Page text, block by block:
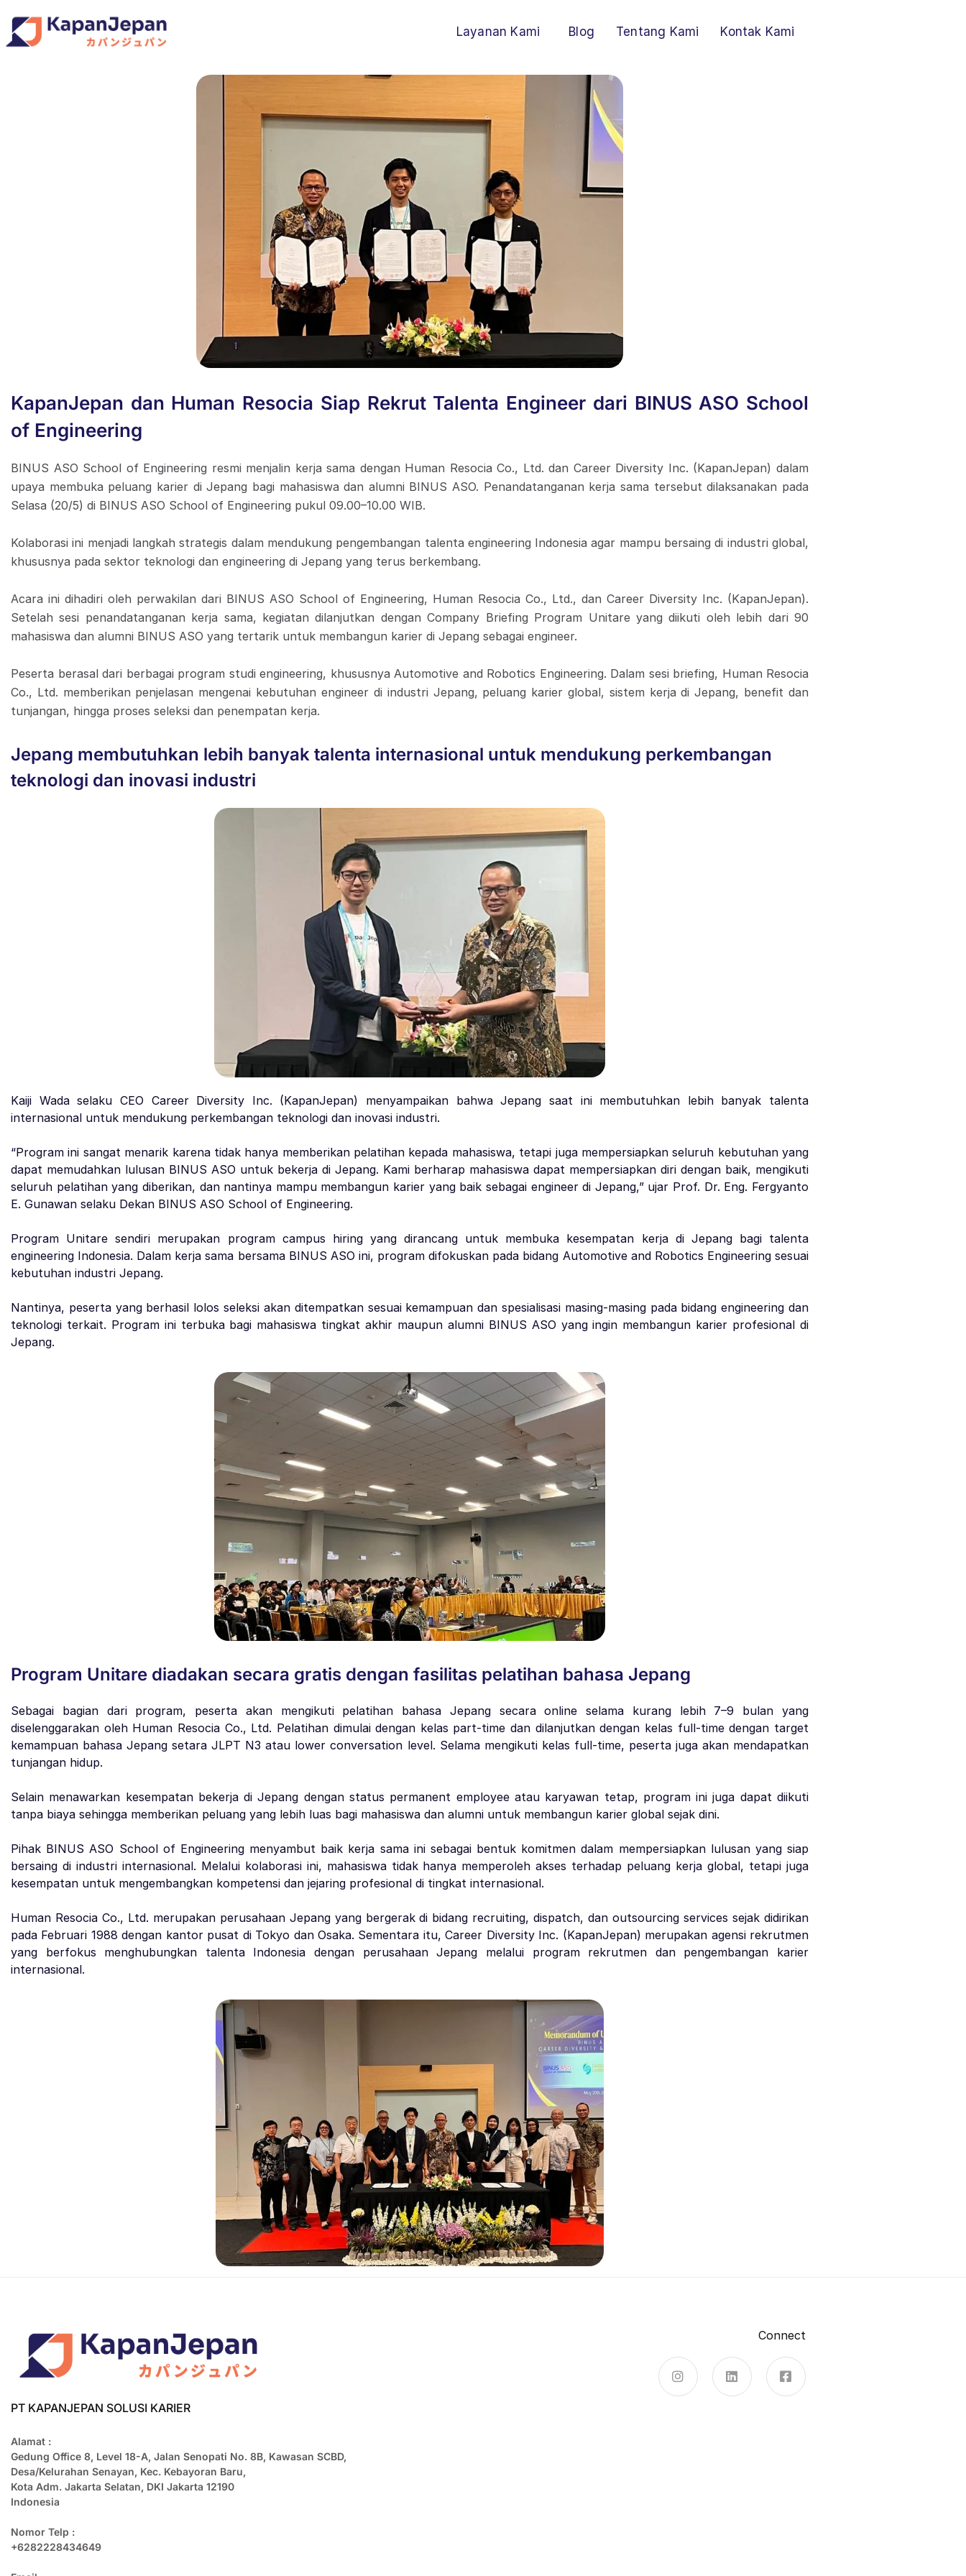
Layanan Kami Blog Tentang Kami Kontak Kami
KapanJepan dan Human Resocia Siap Rekrut Talenta Engineer dari BINUS ASO School
of Engineering
BINUS ASO School of Engineering resmi menjalin kerja sama dengan Human Resocia Co., Ltd. dan Career Diversity Inc. (KapanJepan) dalam
upaya membuka peluang karier di Jepang bagi mahasiswa dan alumni BINUS ASO. Penandatanganan kerja sama tersebut dilaksanakan pada
Selasa (20/5) di BINUS ASO School of Engineering pukul 09.00–10.00 WIB.
Kolaborasi ini menjadi langkah strategis dalam mendukung pengembangan talenta engineering Indonesia agar mampu bersaing di industri global,
khususnya pada sektor teknologi dan engineering di Jepang yang terus berkembang.
Acara ini dihadiri oleh perwakilan dari BINUS ASO School of Engineering, Human Resocia Co., Ltd., dan Career Diversity Inc. (KapanJepan).
Setelah sesi penandatanganan kerja sama, kegiatan dilanjutkan dengan Company Briefing Program Unitare yang diikuti oleh lebih dari 90
mahasiswa dan alumni BINUS ASO yang tertarik untuk membangun karier di Jepang sebagai engineer.
Peserta berasal dari berbagai program studi engineering, khususnya Automotive and Robotics Engineering. Dalam sesi briefing, Human Resocia
Co., Ltd. memberikan penjelasan mengenai kebutuhan engineer di industri Jepang, peluang karier global, sistem kerja di Jepang, benefit dan
tunjangan, hingga proses seleksi dan penempatan kerja.
Jepang membutuhkan lebih banyak talenta internasional untuk mendukung perkembangan
teknologi dan inovasi industri
Kaiji Wada selaku CEO Career Diversity Inc. (KapanJepan) menyampaikan bahwa Jepang saat ini membutuhkan lebih banyak talenta
internasional untuk mendukung perkembangan teknologi dan inovasi industri.
“Program ini sangat menarik karena tidak hanya memberikan pelatihan kepada mahasiswa, tetapi juga mempersiapkan seluruh kebutuhan yang
dapat memudahkan lulusan BINUS ASO untuk bekerja di Jepang. Kami berharap mahasiswa dapat mempersiapkan diri dengan baik, mengikuti
seluruh pelatihan yang diberikan, dan nantinya mampu membangun karier yang baik sebagai engineer di Jepang,” ujar Prof. Dr. Eng. Fergyanto
E. Gunawan selaku Dekan BINUS ASO School of Engineering.
Program Unitare sendiri merupakan program campus hiring yang dirancang untuk membuka kesempatan kerja di Jepang bagi talenta
engineering Indonesia. Dalam kerja sama bersama BINUS ASO ini, program difokuskan pada bidang Automotive and Robotics Engineering sesuai
kebutuhan industri Jepang.
Nantinya, peserta yang berhasil lolos seleksi akan ditempatkan sesuai kemampuan dan spesialisasi masing-masing pada bidang engineering dan
teknologi terkait. Program ini terbuka bagi mahasiswa tingkat akhir maupun alumni BINUS ASO yang ingin membangun karier profesional di
Jepang.
Program Unitare diadakan secara gratis dengan fasilitas pelatihan bahasa Jepang
Sebagai bagian dari program, peserta akan mengikuti pelatihan bahasa Jepang secara online selama kurang lebih 7–9 bulan yang
diselenggarakan oleh Human Resocia Co., Ltd. Pelatihan dimulai dengan kelas part-time dan dilanjutkan dengan kelas full-time dengan target
kemampuan bahasa Jepang setara JLPT N3 atau lower conversation level. Selama mengikuti kelas full-time, peserta juga akan mendapatkan
tunjangan hidup.
Selain menawarkan kesempatan bekerja di Jepang dengan status permanent employee atau karyawan tetap, program ini juga dapat diikuti
tanpa biaya sehingga memberikan peluang yang lebih luas bagi mahasiswa dan alumni untuk membangun karier global sejak dini.
Pihak BINUS ASO School of Engineering menyambut baik kerja sama ini sebagai bentuk komitmen dalam mempersiapkan lulusan yang siap
bersaing di industri internasional. Melalui kolaborasi ini, mahasiswa tidak hanya memperoleh akses terhadap peluang kerja global, tetapi juga
kesempatan untuk mengembangkan kompetensi dan jejaring profesional di tingkat internasional.
Human Resocia Co., Ltd. merupakan perusahaan Jepang yang bergerak di bidang recruiting, dispatch, dan outsourcing services sejak didirikan
pada Februari 1988 dengan kantor pusat di Tokyo dan Osaka. Sementara itu, Career Diversity Inc. (KapanJepan) merupakan agensi rekrutmen
yang berfokus menghubungkan talenta Indonesia dengan perusahaan Jepang melalui program rekrutmen dan pengembangan karier
internasional.
PT KAPANJEPAN SOLUSI KARIER
Alamat :
Gedung Office 8, Level 18-A, Jalan Senopati No. 8B, Kawasan SCBD,
Desa/Kelurahan Senayan, Kec. Kebayoran Baru,
Kota Adm. Jakarta Selatan, DKI Jakarta 12190
Indonesia
Nomor Telp :
+6282228434649
Connect